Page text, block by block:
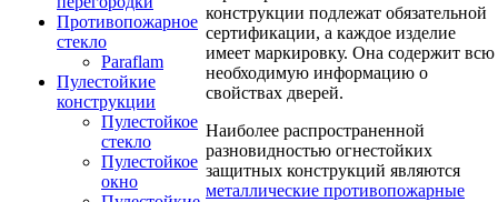
Противопожарное
стекло
Paraflam
Пулестойкие
конструкции
Пулестойкое
стекло
Пулестойкое
окно
конструкции подлежат обязательной
сертификации, а каждое изделие
имеет маркировку. Она содержит всю
необходимую информацию о
свойствах дверей.
Наиболее распространенной
разновидностью огнестойких
защитных конструкций являются
металлические противопожарные